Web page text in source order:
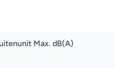
Max. dB(A)